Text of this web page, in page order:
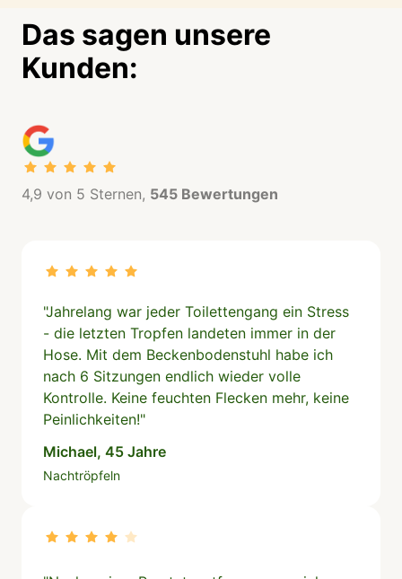
Das sagen unsere
Kunden:
4,9 von 5 Sternen, 545 Bewertungen
"Jahrelang war jeder Toilettengang ein Stress
- die letzten Tropfen landeten immer in der
Hose. Mit dem Beckenbodenstuhl habe ich
nach 6 Sitzungen endlich wieder volle
Kontrolle. Keine feuchten Flecken mehr, keine
Peinlichkeiten!"
Michael, 45 Jahre
Nachtröpfeln